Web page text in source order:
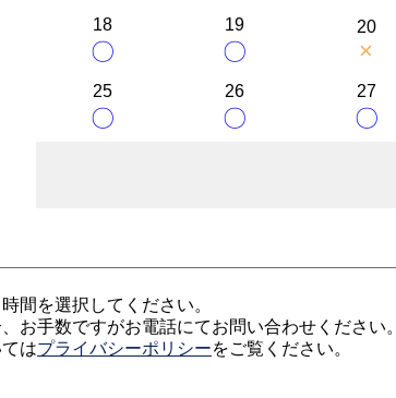
18
〇
19
〇
20
×
25
〇
26
〇
27
〇
間を選択してください。
お手数ですがお電話にてお問い合わせください。
はプライバシーポリシーをご覧ください。